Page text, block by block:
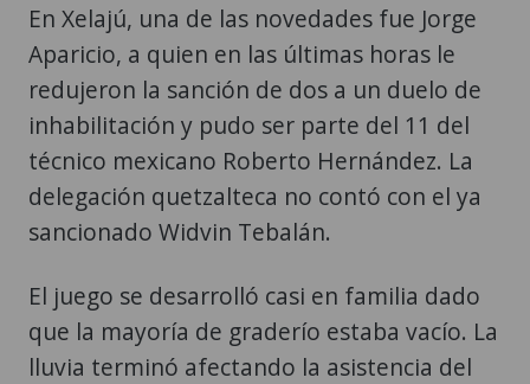
En Xelajú, una de las novedades fue Jorge
Aparicio, a quien en las últimas horas le
redujeron la sanción de dos a un duelo de
inhabilitación y pudo ser parte del 11 del
técnico mexicano Roberto Hernández. La
delegación quetzalteca no contó con el ya
sancionado Widvin Tebalán.
El juego se desarrolló casi en familia dado
que la mayoría de graderío estaba vacío. La
lluvia terminó afectando la asistencia del